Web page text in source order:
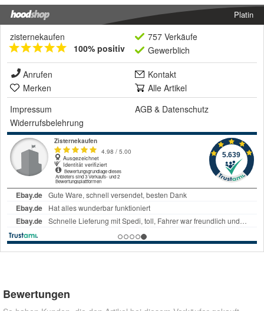
Platin
zisternekaufen
100% positiv
757 Verkäufe
Gewerblich
Anrufen
Kontakt
Merken
Alle Artikel
Impressum
AGB & Datenschutz
Widerrufsbelehrung
Bewertungen